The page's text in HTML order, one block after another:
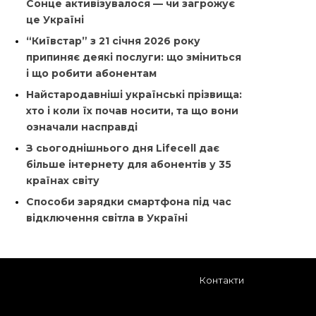
Сонце активізувалося — чи загрожує
це Україні
“Київстар” з 21 січня 2026 року
припиняє деякі послуги: що зміниться
і що робити абонентам
Найстародавніші українські прізвища:
хто і коли їх почав носити, та що вони
означали насправді
З сьогоднішнього дня Lifecell дає
більше інтернету для абонентів у 35
країнах світу
Способи зарядки смартфона під час
відключення світла в Україні
Контакти